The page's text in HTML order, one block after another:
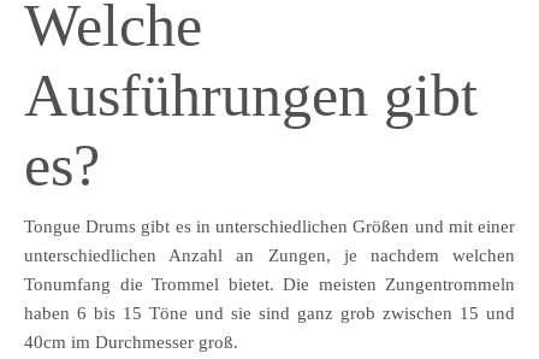
Welche
Ausführungen gibt
es?
Tongue Drums gibt es in unterschiedlichen Größen und mit einer
unterschiedlichen Anzahl an Zungen, je nachdem welchen
Tonumfang die Trommel bietet. Die meisten Zungentrommeln
haben 6 bis 15 Töne und sie sind ganz grob zwischen 15 und
40cm im Durchmesser groß.